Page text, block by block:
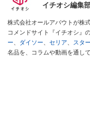
イチオシ編集
株式会社オールアバウトが株
コメンドサイト『イチオシ』
ー、 ダイソー、 セリア、 スタ
名品を、コラムや動画を通し
インフルエンサーが実際に使